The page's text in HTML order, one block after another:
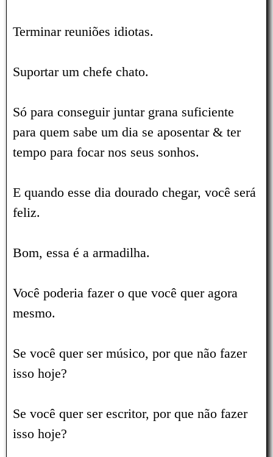
Terminar reuniões idiotas.
Suportar um chefe chato.
Só para conseguir juntar grana suficiente
para quem sabe um dia se aposentar & ter
tempo para focar nos seus sonhos.
E quando esse dia dourado chegar, você será
feliz.
Bom, essa é a armadilha.
Você poderia fazer o que você quer agora
mesmo.
Se você quer ser músico, por que não fazer
isso hoje?
Se você quer ser escritor, por que não fazer
isso hoje?